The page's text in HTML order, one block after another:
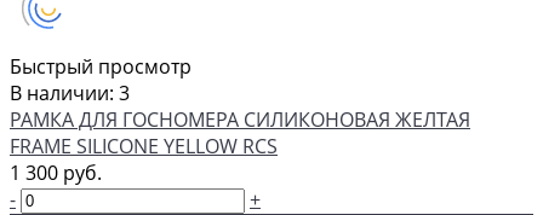
Быстрый просмотр
В наличии: 3
РАМКА ДЛЯ ГОСНОМЕРА СИЛИКОНОВАЯ ЖЕЛТАЯ
FRAME SILICONE YELLOW RCS
1 300 руб.
-
+